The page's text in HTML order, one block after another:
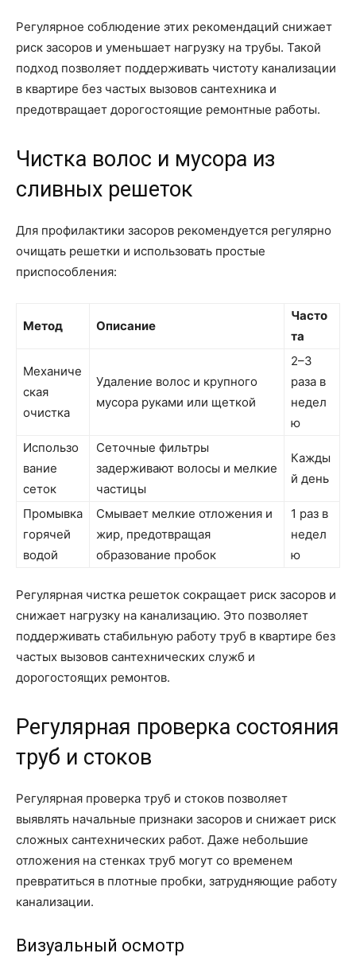
Регулярное соблюдение этих рекомендаций снижает
риск засоров и уменьшает нагрузку на трубы. Такой
подход позволяет поддерживать чистоту канализации
в квартире без частых вызовов сантехника и
предотвращает дорогостоящие ремонтные работы.
Чистка волос и мусора из
сливных решеток
Для профилактики засоров рекомендуется регулярно
очищать решетки и использовать простые
приспособления:
Метод Описание
Часто
та
Механиче
ская
очистка
Удаление волос и крупного
мусора руками или щеткой
2–3
раза в
недел
ю
Использо
вание
сеток
Сеточные фильтры
задерживают волосы и мелкие
частицы
Кажды
й день
Промывка
горячей
водой
Смывает мелкие отложения и
жир, предотвращая
образование пробок
1 раз в
недел
ю
Регулярная чистка решеток сокращает риск засоров и
снижает нагрузку на канализацию. Это позволяет
поддерживать стабильную работу труб в квартире без
частых вызовов сантехнических служб и
дорогостоящих ремонтов.
Регулярная проверка состояния
труб и стоков
Регулярная проверка труб и стоков позволяет
выявлять начальные признаки засоров и снижает риск
сложных сантехнических работ. Даже небольшие
отложения на стенках труб могут со временем
превратиться в плотные пробки, затрудняющие работу
канализации.
Визуальный осмотр